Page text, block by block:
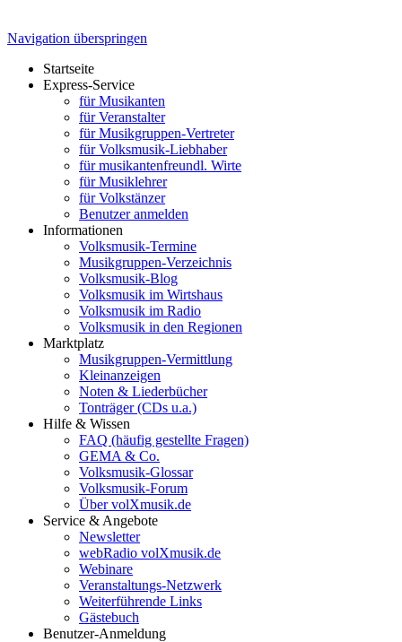
Navigation überspringen
Startseite
Express-Service
für Musikanten
für Veranstalter
für Musikgruppen-Vertreter
für Volksmusik-Liebhaber
für musikantenfreundl. Wirte
für Musiklehrer
für Volkstänzer
Benutzer anmelden
Informationen
Volksmusik-Termine
Musikgruppen-Verzeichnis
Volksmusik-Blog
Volksmusik im Wirtshaus
Volksmusik im Radio
Volksmusik in den Regionen
Marktplatz
Musikgruppen-Vermittlung
Kleinanzeigen
Noten & Liederbücher
Tonträger (CDs u.a.)
Hilfe & Wissen
FAQ (häufig gestellte Fragen)
GEMA & Co.
Volksmusik-Glossar
Volksmusik-Forum
Über volXmusik.de
Service & Angebote
Newsletter
webRadio volXmusik.de
Webinare
Veranstaltungs-Netzwerk
Weiterführende Links
Gästebuch
Benutzer-Anmeldung